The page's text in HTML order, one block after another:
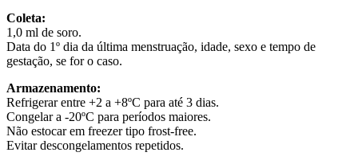
Coleta:
1,0 ml de soro.
Data do 1º dia da última menstruação, idade, sexo e tempo de
gestação, se for o caso.
Armazenamento:
Refrigerar entre +2 a +8ºC para até 3 dias.
Congelar a -20ºC para períodos maiores.
Não estocar em freezer tipo frost-free.
Evitar descongelamentos repetidos.